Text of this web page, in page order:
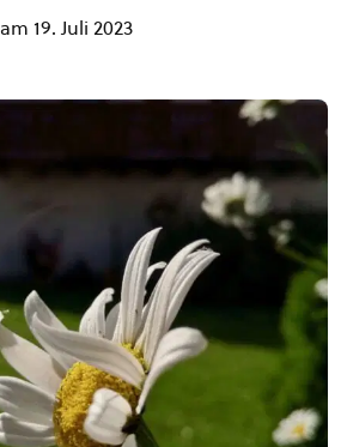
19. Juli 2023